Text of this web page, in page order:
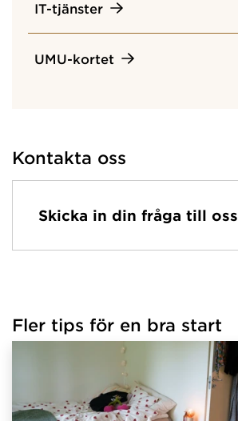
IT-tjänster
UMU-kortet
Kontakta oss
Skicka in din fråga till oss
Fler tips för en bra start